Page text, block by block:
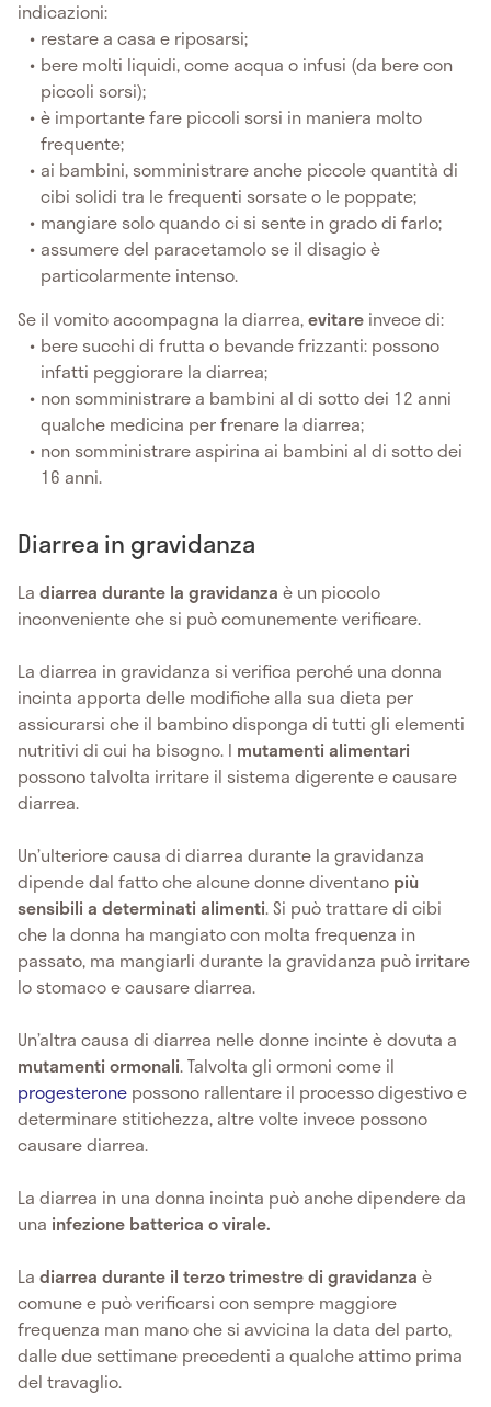
indicazioni:
restare a casa e riposarsi;
bere molti liquidi, come acqua o infusi (da bere con
piccoli sorsi);
è importante fare piccoli sorsi in maniera molto
frequente;
ai bambini, somministrare anche piccole quantità di
cibi solidi tra le frequenti sorsate o le poppate;
mangiare solo quando ci si sente in grado di farlo;
assumere del paracetamolo se il disagio è
particolarmente intenso.
Se il vomito accompagna la diarrea,evitare invece di:
bere succhi di frutta o bevande frizzanti: possono
infatti peggiorare la diarrea;
non somministrare a bambini al di sotto dei 12 anni
qualche medicina per frenare la diarrea;
non somministrare aspirina ai bambini al di sotto dei
16 anni.
Diarrea in gravidanza
La diarrea durante la gravidanza è un piccolo
inconveniente che si può comunemente verificare.
La diarrea in gravidanza si verifica perché una donna
incinta apporta delle modifiche alla sua dieta per
assicurarsi che il bambino disponga di tutti gli elementi
nutritivi di cui ha bisogno. I mutamenti alimentari
possono talvolta irritare il sistema digerente e causare
diarrea.
Un’ulteriore causa di diarrea durante la gravidanza
dipende dal fatto che alcune donne diventano più
sensibili a determinati alimenti. Si può trattare di cibi
che la donna ha mangiato con molta frequenza in
passato, ma mangiarli durante la gravidanza può irritare
lo stomaco e causare diarrea.
Un’altra causa di diarrea nelle donne incinte è dovuta a
mutamenti ormonali. Talvolta gli ormoni come il
progesterone possono rallentare il processo digestivo e
determinare stitichezza, altre volte invece possono
causare diarrea.
La diarrea in una donna incinta può anche dipendere da
una infezione batterica o virale.
La diarrea durante il terzo trimestre di gravidanza è
comune e può verificarsi con sempre maggiore
frequenza man mano che si avvicina la data del parto,
dalle due settimane precedenti a qualche attimo prima
del travaglio.